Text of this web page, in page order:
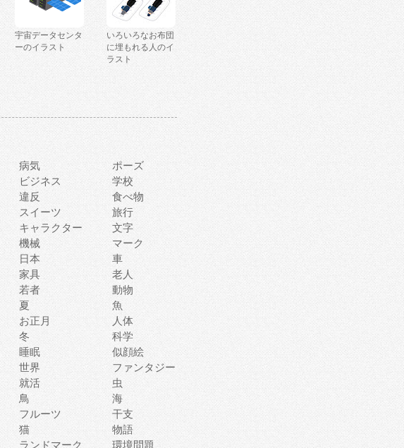
宇宙データセンタ
ーのイラスト
いろいろなお布団
に埋もれる人のイ
ラスト
病気
ポーズ
ビジネス
学校
違反
食べ物
スイーツ
旅行
キャラクター
文字
機械
マーク
日本
車
家具
老人
若者
動物
夏
魚
お正月
人体
冬
科学
睡眠
似顔絵
世界
ファンタジー
就活
虫
鳥
海
フルーツ
干支
猫
物語
ランドマーク 環境問題